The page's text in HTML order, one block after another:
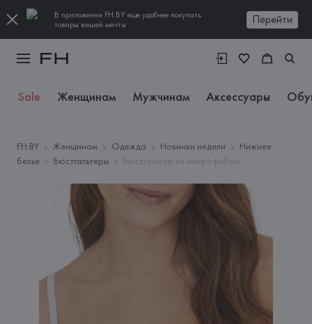
В приложении FH.BY еще удобнее покупать
товары вашей мечты
Перейти
Sale Женщинам Мужчинам Аксессуары
FH.BY Женщинам Одежда Новинки недели
Нижнее
белье
Бюстгальтеры Бюстгальтер из микрофибры